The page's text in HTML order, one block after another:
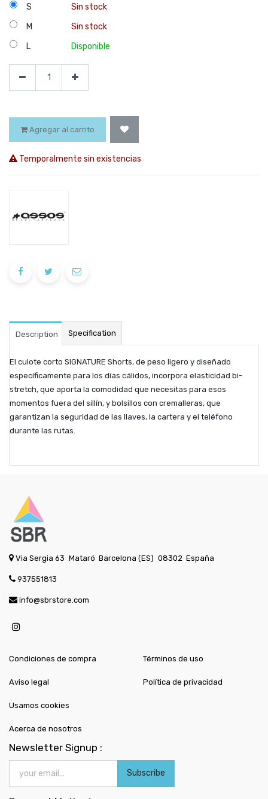
S
Sin stock
M
Sin stock
L
Disponible
Agregar al carrito
Temporalmente sin existencias
Description Specification
El culote corto SIGNATURE Shorts, de peso ligero y diseñado
específicamente para los días cálidos, incorpora elasticidad bi-
stretch, que aporta la comodidad que necesitas para esos
momentos fuera del sillín, y bolsillos con cremalleras, que
garantizan la seguridad de las llaves, la cartera y el teléfono
durante las rutas.
Via Sergia 63 Mataró Barcelona (ES) 08302 España
937551813
info@sbrstore.com
Condiciones de compra
Aviso legal
Términos de uso
Política de privacidad
Usamos cookies
Acerca de nosotros
Newsletter Signup :
Subscribe